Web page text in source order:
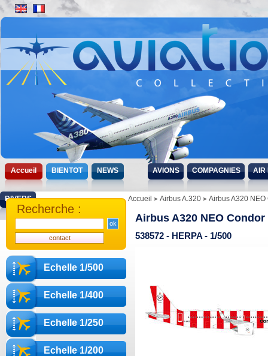
Accueil BIENTOT NEWS AVIONS COMPAGNIES AIR
DIVERS
Echelle 1/500
Echelle 1/400
Echelle 1/250
Echelle 1/200
Recherche :
Accueil Airbus A.320 Airbus A320 NEO
Airbus A320 NEO Condor
538572 - HERPA - 1/500